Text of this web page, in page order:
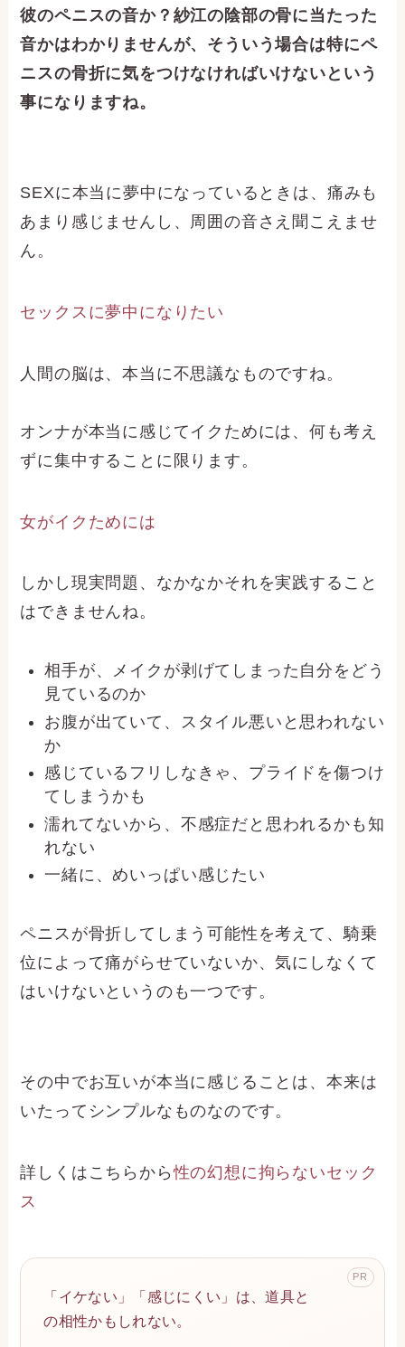
彼のペニスの音か？紗江の陰部の骨に当たった
音かはわかりませんが、そういう場合は特にペ
ニスの骨折に気をつけなければいけないという
事になりますね。
SEXに本当に夢中になっているときは、痛みも
あまり感じませんし、周囲の音さえ聞こえませ
ん。
セックスに夢中になりたい
人間の脳は、本当に不思議なものですね。
オンナが本当に感じてイクためには、何も考え
ずに集中することに限ります。
女がイクためには
しかし現実問題、なかなかそれを実践すること
はできませんね。
相手が、メイクが剥げてしまった自分をどう
見ているのか
お腹が出ていて、スタイル悪いと思われない
か
感じているフリしなきゃ、プライドを傷つけ
てしまうかも
濡れてないから、不感症だと思われるかも知
れない
一緒に、めいっぱい感じたい
ペニスが骨折してしまう可能性を考えて、騎乗
位によって痛がらせていないか、気にしなくて
はいけないというのも一つです。
その中でお互いが本当に感じることは、本来は
いたってシンプルなものなのです。
詳しくはこちらから性の幻想に拘らないセック
ス
PR
「イケない」「感じにくい」は、道具と
の相性かもしれない。